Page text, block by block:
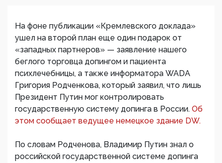
На фоне публикации «Кремлевского доклада»
ушел на второй план еще один подарок от
«западных партнеров» — заявление нашего
беглого торговца допингом и пациента
психлечебницы, а также информатора WADA
Григория Родченкова, который заявил, что лишь
Президент Путин мог контролировать
государственную систему допинга в России. Об
этом сообщает ведущее немецкое здание DW.
По словам Родченова, Владимир Путин знал о
российской государственной системе допинга